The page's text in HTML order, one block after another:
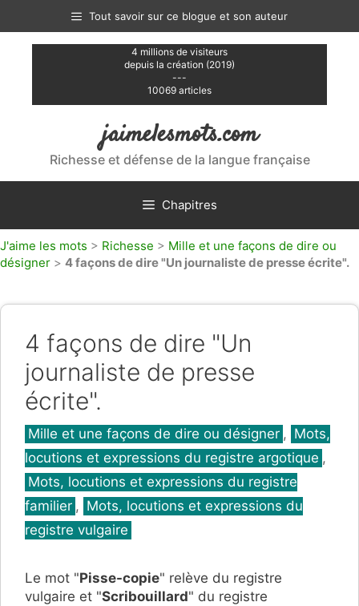
contenu
Tout savoir sur ce blogue et son auteur
4 millions de visiteurs
depuis la création (2019)
---
10069 articles
jaimelesmots.com
Richesse et défense de la langue française
Chapitres
J'aime les mots > Richesse > Mille et une façons de dire ou
désigner > 4 façons de dire "Un journaliste de presse écrite".
4 façons de dire "Un
journaliste de presse
écrite".
Catégories
Mille et une façons de dire ou désigner , Mots,
locutions et expressions du registre argotique ,
Mots, locutions et expressions du registre
familier , Mots, locutions et expressions du
registre vulgaire
Le mot "Pisse-copie" relève du registre
vulgaire et "Scribouillard" du registre